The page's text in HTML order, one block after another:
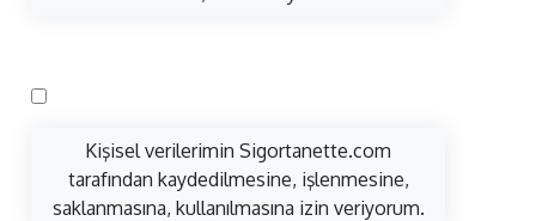
Kişisel verilerimin Sigortanette.com
tarafından kaydedilmesine, işlenmesine,
saklanmasına, kullanılmasına izin veriyorum.